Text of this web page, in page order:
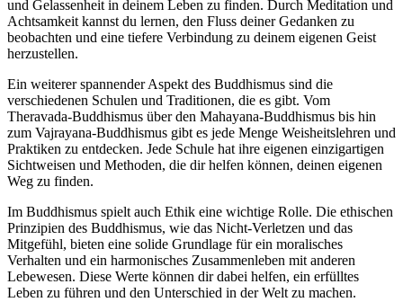
und Gelassenheit in deinem Leben zu finden. Durch Meditation und
Achtsamkeit kannst du lernen, den Fluss deiner Gedanken zu
beobachten und eine tiefere Verbindung zu deinem eigenen Geist
herzustellen.
Ein weiterer spannender Aspekt des Buddhismus sind die
verschiedenen Schulen und Traditionen, die es gibt. Vom
Theravada-Buddhismus über den Mahayana-Buddhismus bis hin
zum Vajrayana-Buddhismus gibt es jede Menge Weisheitslehren und
Praktiken zu entdecken. Jede Schule hat ihre eigenen einzigartigen
Sichtweisen und Methoden, die dir helfen können, deinen eigenen
Weg zu finden.
Im Buddhismus spielt auch Ethik eine wichtige Rolle. Die ethischen
Prinzipien des Buddhismus, wie das Nicht-Verletzen und das
Mitgefühl, bieten eine solide Grundlage für ein moralisches
Verhalten und ein harmonisches Zusammenleben mit anderen
Lebewesen. Diese Werte können dir dabei helfen, ein erfülltes
Leben zu führen und den Unterschied in der Welt zu machen.